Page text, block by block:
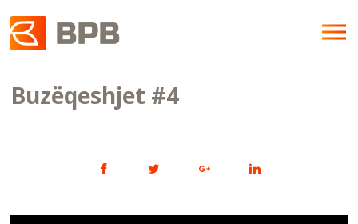
Buzëqeshjet #4